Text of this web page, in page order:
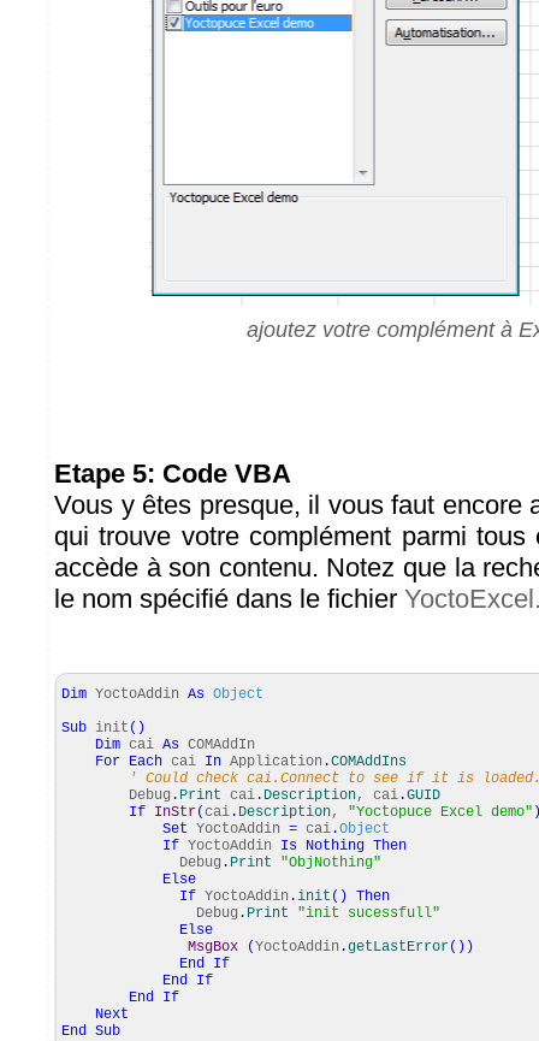
ajoutez votre complément à
Etape 5: Code VBA
Vous y êtes presque, il vous faut encore
qui trouve votre complément parmi tous
accède à son contenu. Notez que la
le nom spécifié dans le fichier
Dim YoctoAddin As Object
Sub init ( )
Dim cai As COMAddIn
For Each cai In Application .COMAddIns
' Could check cai.Connect to see if it is
Debug . Print cai . Description, cai .GUID
If InStr(cai . Description, "Yoctopuce Excel demo"
Set YoctoAddin = cai .Object
If YoctoAddin Is Nothing Then
Debug . Print
"ObjNothing"
Else
If YoctoAddin .init ( ) Then
Debug . Print
"init sucessfull"
Else
MsgBox
(YoctoAddin .getLastError( ) )
End If
End If
End If
Next
End Sub